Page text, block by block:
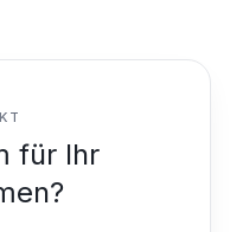
für Ihr